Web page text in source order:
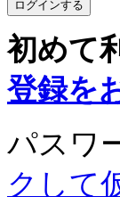
初めて
登録を
パスワ
クして